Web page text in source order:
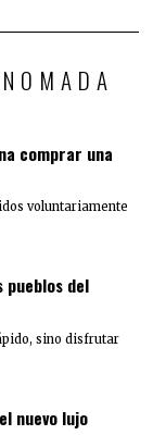
comprar una
voluntariamente
del
sino disfrutar
nuevo lujo